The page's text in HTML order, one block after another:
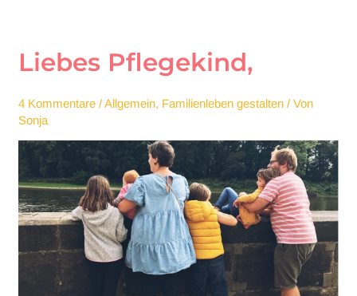
Liebes Pflegekind,
4 Kommentare /Allgemein, Familienleben gestalten / Von
Sonja